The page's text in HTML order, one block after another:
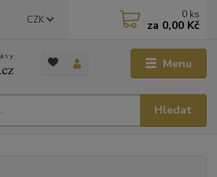
Menu
CZK
Hledat
0 ks
za 0,00 Kč